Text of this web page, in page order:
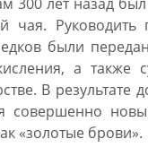
Руководить
были
а
В результате
совершенно
«золотые брови».